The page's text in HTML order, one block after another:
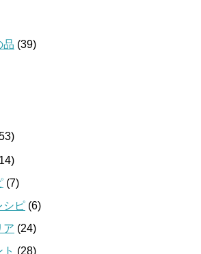
品 (39)
(7)
シピ (6)
ア (24)
(28)